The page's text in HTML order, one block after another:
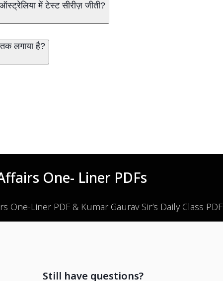
में टेस्ट सीरीज़ जीती?
लगाया है?
One- Liner PDFs
One-Liner PDF & Kumar Gaurav Sir’s Daily Class PDF
Still have questions?